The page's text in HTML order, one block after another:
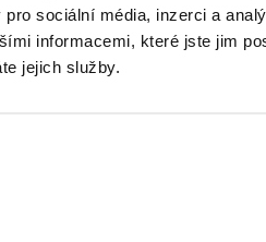
sociální média, inzerci a
informacemi, které jste jim
jejich služby.